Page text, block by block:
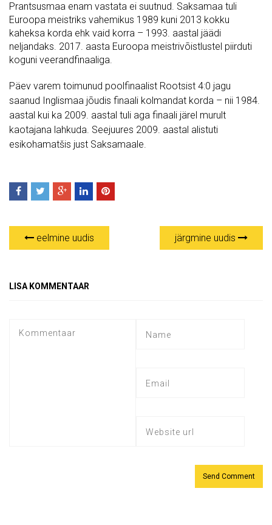
Prantsusmaa enam vastata ei suutnud. Saksamaa tuli
Euroopa meistriks vahemikus 1989 kuni 2013 kokku
kaheksa korda ehk vaid korra – 1993. aastal jäädi
neljandaks. 2017. aasta Euroopa meistrivõistlustel piirduti
koguni veerandfinaaliga.
Päev varem toimunud poolfinaalist Rootsist 4:0 jagu
saanud Inglismaa jõudis finaali kolmandat korda – nii 1984.
aastal kui ka 2009. aastal tuli aga finaali järel murult
kaotajana lahkuda. Seejuures 2009. aastal alistuti
esikohamatšis just Saksamaale.
eelmine uudis järgmine uudis
LISA KOMMENTAAR